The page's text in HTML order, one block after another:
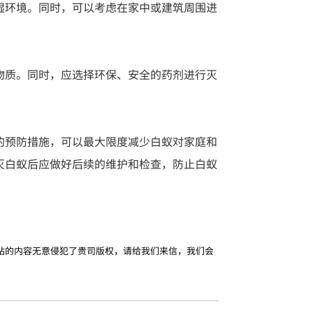
境。同时，可以考虑在家中或建筑周围进
。同时，应选择环保、安全的药剂进行灭
防措施，可以最大限度减少白蚁对家庭和
蚁后应做好后续的维护和检查，防止白蚁
的内容无意侵犯了贵司版权，请给我们来信，我们会